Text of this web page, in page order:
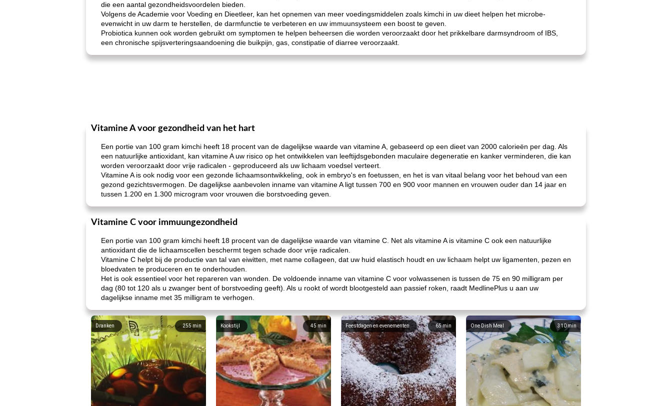
die een aantal gezondheidsvoordelen bieden.
Volgens de Academie voor Voeding en Dieetleer, kan het opnemen van meer voedingsmiddelen zoals kimchi in uw dieet helpen het microbe-
evenwicht in uw darm te herstellen, de darmfunctie te verbeteren en uw immuunsysteem een ​​boost te geven.
Probiotica kunnen ook worden gebruikt om symptomen te helpen beheersen die worden veroorzaakt door het prikkelbare darmsyndroom of IBS,
een chronische spijsverteringsaandoening die buikpijn, gas, constipatie of diarree veroorzaakt.
Vitamine A voor gezondheid van het hart
Een portie van 100 gram kimchi heeft 18 procent van de dagelijkse waarde van vitamine A, gebaseerd op een dieet van 2000 calorieën per dag. Als
een natuurlijke antioxidant, kan vitamine A uw risico op het ontwikkelen van leeftijdsgebonden maculaire degeneratie en kanker verminderen, die kan
worden veroorzaakt door vrije radicalen - geproduceerd als uw lichaam voedsel verteert.
Vitamine A is ook nodig voor een gezonde lichaamsontwikkeling, ook in embryo's en foetussen, en het is van vitaal belang voor het behoud van een
gezond gezichtsvermogen. De dagelijkse aanbevolen inname van vitamine A ligt tussen 700 en 900 voor mannen en vrouwen ouder dan 14 jaar en
tussen 1.200 en 1.300 microgram voor vrouwen die borstvoeding geven.
Vitamine C voor immuungezondheid
Een portie van 100 gram kimchi heeft 18 procent van de dagelijkse waarde van vitamine C. Net als vitamine A is vitamine C ook een natuurlijke
antioxidant die de lichaamscellen beschermt tegen schade door vrije radicalen.
Vitamine C helpt bij de productie van tal van eiwitten, met name collageen, dat uw huid elastisch houdt en uw lichaam helpt uw ​​ligamenten, pezen en
bloedvaten te produceren en te onderhouden.
Het is ook essentieel voor het repareren van wonden. De voldoende inname van vitamine C voor volwassenen is tussen de 75 en 90 milligram per
dag (80 tot 120 als u zwanger bent of borstvoeding geeft). Als u rookt of wordt blootgesteld aan passief roken, raadt MedlinePlus u aan uw
dagelijkse inname met 35 milligram te verhogen.
255 min
Dranken 45 min
Kookstijl 65min
Feestdagen en evenementen 310 min
One Dish Meal